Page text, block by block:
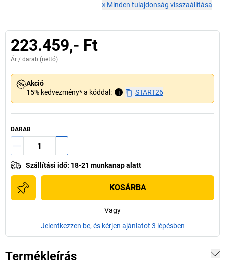
× Minden tulajdonság visszaállítása
223.459,- Ft
Ár / darab (nettó)
Akció
15% kedvezmény* a kóddal:
i START26
DARAB
Szállítási idő: 18-21 munkanap alatt
KOSÁRBA
Vagy
Jelentkezzen be, és kérjen ajánlatot 3 lépésben
Termékleírás